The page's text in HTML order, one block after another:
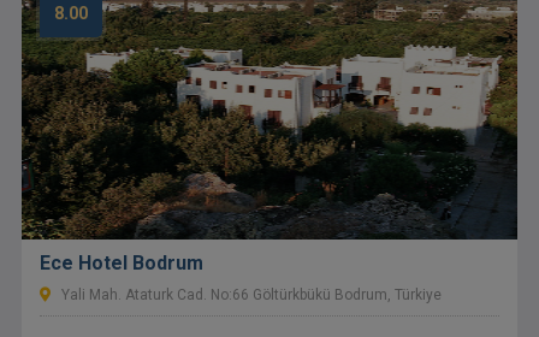
8.00
Ece Hotel Bodrum
Yali Mah. Ataturk Cad. No:66 Göltürkbükü Bodrum, Türkiye